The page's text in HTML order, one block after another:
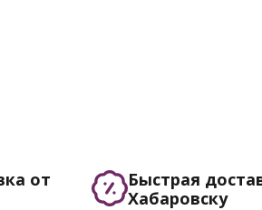
от
Быстрая
Хабаровску